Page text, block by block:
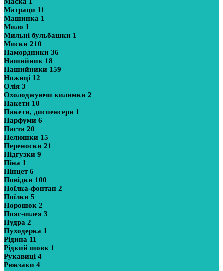
Матраци 11
Машинка 1
Мило 1
Мильні бульбашки 1
Миски 210
Намордники 36
Нашийник 18
Нашийники 159
Ножиці 12
Олія 3
Охолоджуючи килимки 2
Пакети 10
Пакети, диспенсери 1
Парфуми 6
Паста 20
Пелюшки 15
Переноски 21
Підгузки 9
Піна 1
Пінцет6
Повідки 100
Поїлка-фонтан 2
Поїлки 5
Порошок 2
Пояс-шлея 3
Пудра 2
Пуходерка 1
Рідина 11
Рідкий шовк 1
Рукавиці 4
Рюкзаки 4